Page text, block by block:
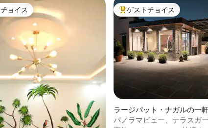
5.0つ星の平均評価
ストチョイスです。
ョイス 大好評のゲストチョイスです
ゲストチョイス
ラージパット・ナガルの一
パノラマビュー、テラスガ